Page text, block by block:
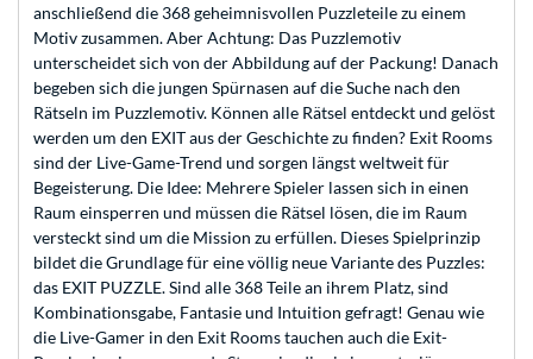
anschließend die 368 geheimnisvollen Puzzleteile zu einem
Motiv zusammen. Aber Achtung: Das Puzzlemotiv
unterscheidet sich von der Abbildung auf der Packung! Danach
begeben sich die jungen Spürnasen auf die Suche nach den
Rätseln im Puzzlemotiv. Können alle Rätsel entdeckt und gelöst
werden um den EXIT aus der Geschichte zu finden? Exit Rooms
sind der Live-Game-Trend und sorgen längst weltweit für
Begeisterung. Die Idee: Mehrere Spieler lassen sich in einen
Raum einsperren und müssen die Rätsel lösen, die im Raum
versteckt sind um die Mission zu erfüllen. Dieses Spielprinzip
bildet die Grundlage für eine völlig neue Variante des Puzzles:
das EXIT PUZZLE. Sind alle 368 Teile an ihrem Platz, sind
Kombinationsgabe, Fantasie und Intuition gefragt! Genau wie
die Live-Gamer in den Exit Rooms tauchen auch die Exit-